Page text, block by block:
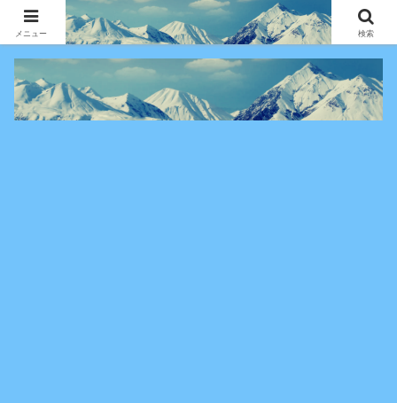
アニメ・漫画・VOD作品の見どころ、配信情報、登場人物や物語の考察を、作
品別・ジャンル別に分かりやすく紹介する専門ブログです。
メニュー 検索